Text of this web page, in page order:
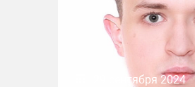
29 сентября 2024